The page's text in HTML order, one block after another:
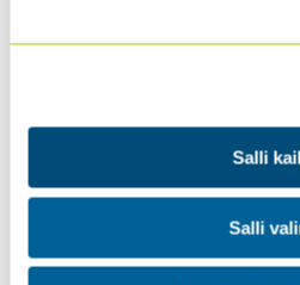
Salli
Salli
Sen lisäksi se koostaa IPPF-
ammattistandardien dokumentit
vaatimukset. (Vanhentuneet
-ylävalikosta.)